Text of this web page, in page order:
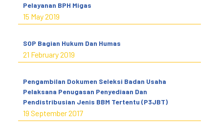
Pelayanan BPH Migas
15 May 2019
SOP Bagian Hukum Dan Humas
21 February 2019
Pengambilan Dokumen Seleksi Badan Usaha
Pelaksana Penugasan Penyediaan Dan
Pendistribusian Jenis BBM Tertentu (P3JBT)
19 September 2017